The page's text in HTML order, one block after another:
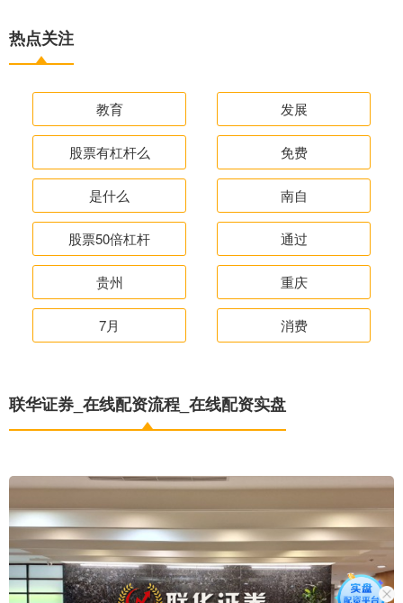
热点关注
教育 发展
股票有杠杆么 免费
是什么 南自
股票50倍杠杆 通过
贵州 重庆
7月 消费
联华证券_在线配资流程_在线配资实盘